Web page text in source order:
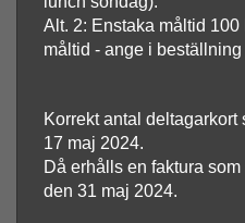
Alt. 2: Enstaka måltid
måltid - ange i
Korrekt antal
17 maj 2024.
Då erhålls en faktura
den 31 maj 2024.